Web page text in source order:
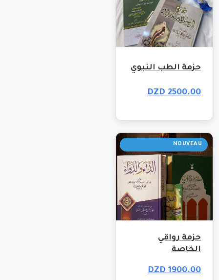
حزمة الطب النبوي
2500.00 DZD
NOUVEAU
حزمة رواقي
الخاصة
1900.00 DZD